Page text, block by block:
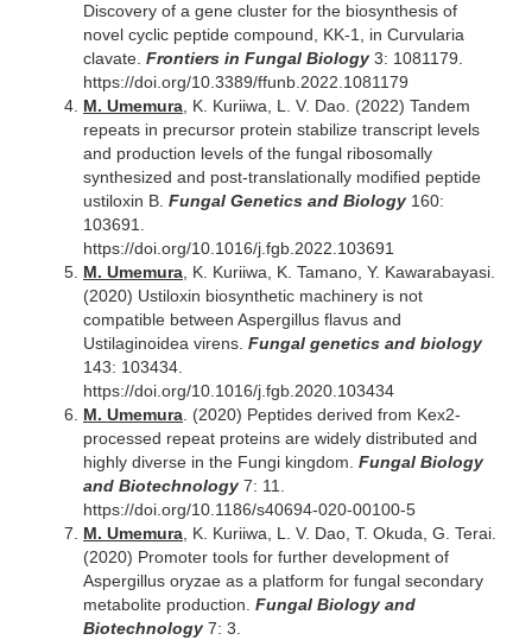
Discovery of a gene cluster for the biosynthesis of
novel cyclic peptide compound, KK-1, in Curvularia
clavate. Frontiers in Fungal Biology 3: 1081179.
https://doi.org/10.3389/ffunb.2022.1081179
M. Umemura, K. Kuriiwa, L. V. Dao. (2022) Tandem
repeats in precursor protein stabilize transcript levels
and production levels of the fungal ribosomally
synthesized and post-translationally modified peptide
ustiloxin B. Fungal Genetics and Biology 160:
103691.
https://doi.org/10.1016/j.fgb.2022.103691
M. Umemura, K. Kuriiwa, K. Tamano, Y. Kawarabayasi.
(2020) Ustiloxin biosynthetic machinery is not
compatible between Aspergillus flavus and
Ustilaginoidea virens. Fungal genetics and biology
143: 103434.
https://doi.org/10.1016/j.fgb.2020.103434
M. Umemura. (2020) Peptides derived from Kex2-
processed repeat proteins are widely distributed and
highly diverse in the Fungi kingdom. Fungal Biology
and Biotechnology 7: 11.
https://doi.org/10.1186/s40694-020-00100-5
M. Umemura, K. Kuriiwa, L. V. Dao, T. Okuda, G. Terai.
(2020) Promoter tools for further development of
Aspergillus oryzae as a platform for fungal secondary
metabolite production. Fungal Biology and
Biotechnology 7: 3.